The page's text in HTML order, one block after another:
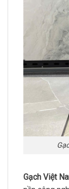
Gạch Việt